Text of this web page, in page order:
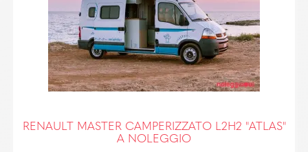
RENAULT MASTER CAMPERIZZATO L2H2 "ATLAS"
A NOLEGGIO